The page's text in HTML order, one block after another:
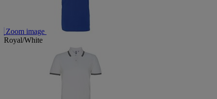
Zoom image
Royal/White